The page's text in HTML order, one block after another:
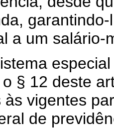
a um salário-
§ 12 deste
às vigentes
de